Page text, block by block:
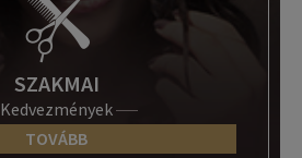
SZAKMAI
Kedvezmények
TOVÁBB